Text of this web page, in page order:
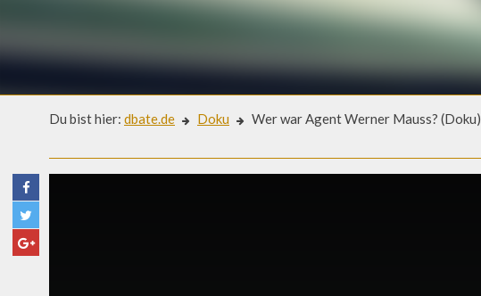
Du bist hier: dbate.de Doku Wer war Agent Werner Mauss? (Doku)